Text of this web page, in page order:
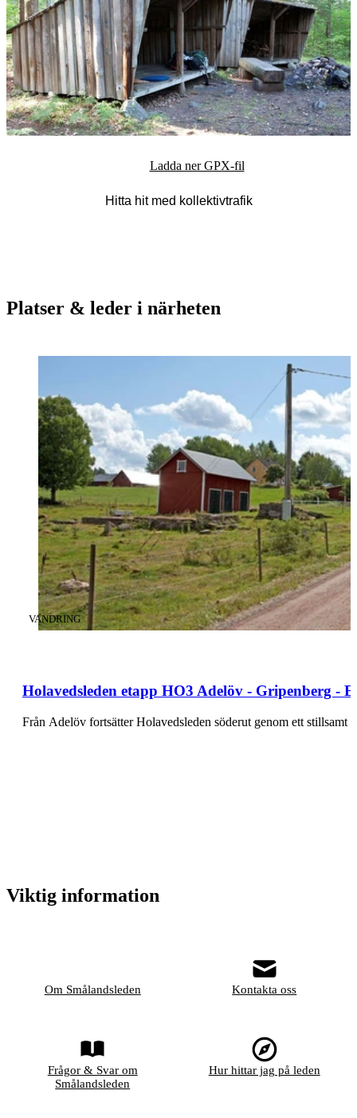
Ladda ner GPX-fil
Hitta hit med kollektivtrafik
Platser & leder i närheten
Holavedsleden etapp HO3 Adelöv - Gripenberg -
KATEGORI:
VANDRING
Från Adelöv fortsätter Holavedsleden söderut genom ett
Viktig information
Om Smålandsleden Kontakta oss
Frågor & Svar om
Smålandsleden
Hur hittar jag på leden